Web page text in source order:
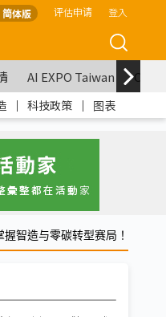
简体版 评估申请 登入
AI EXPO Taiwan
｜ 科技政策 ｜ 图表
智造与零碳转型赛局！